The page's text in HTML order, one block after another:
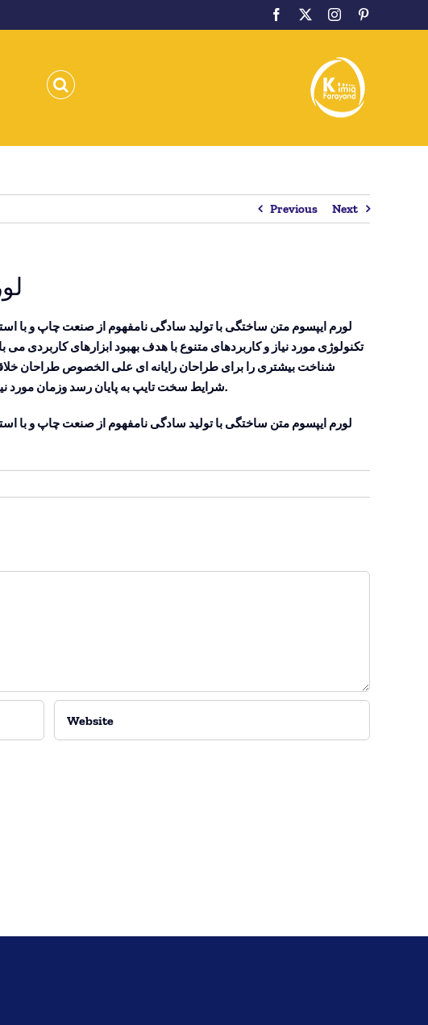
Facebook
TwitterInstagram
Previous Next
لورم ایپسوم متن ساختگی با تولید سادگی نامفهوم از صنعت چاپ و با
تکنولوژی مورد نیاز و کاربردهای متنوع با هدف بهبود ابزارهای
شناخت بیشتری را برای طراحان رایانه ای علی الخصوص طراحان
شرایط سخت تایپ به پایان رسد وزمان مورد نیاز شامل حروفچینی دستاوردهای اصلی و جوابگوی سوالات پیوسته اهل دنیای موجود طراحی اساسا مورد استفاده قرار گیرد.
لورم ایپسوم متن ساختگی با تولید سادگی نامفهوم از صنعت چاپ و با